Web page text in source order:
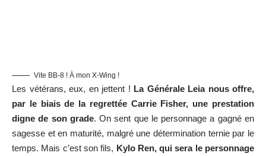
Vite BB-8 ! À mon X-Wing !
Les vétérans, eux, en jettent ! La Générale Leia nous offre,
par le biais de la regrettée Carrie Fisher, une prestation
digne de son grade. On sent que le personnage a gagné en
sagesse et en maturité, malgré une détermination ternie par le
temps. Mais c’est son fils, Kylo Ren, qui sera le personnage